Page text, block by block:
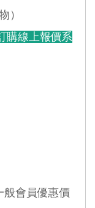
）
購線上報價系
般會員優惠價